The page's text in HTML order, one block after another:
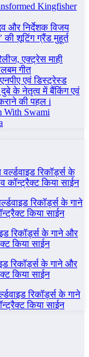
Kingfisher
और निर्देशक विजय
की शूटिंग ग्रैंड मुहूर्त
एक्ट्रेस माही
गीत
एवं डिस्ट्रेस्ड
दुबे के नेतृत्व में बैंकिंग एवं
की पहल i
With Swami
वर्ल्डवाइड रिकॉर्ड्स के
कॉन्ट्रैक्ट किया साईन
रिकॉर्ड्स के गाने
किया साईन
रिकॉर्ड्स के गाने और
किया साईन
रिकॉर्ड्स के गाने और
किया साईन
रिकॉर्ड्स के गाने
किया साईन